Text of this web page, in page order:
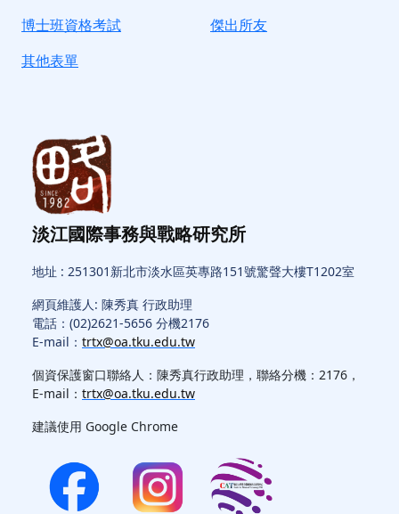
博士班資格考試
其他表單
傑出所友
淡江國際事務與戰略研究所
地址 : 251301新北市淡水區英專路151號驚聲大樓T1202室
網頁維護人: 陳秀真 行政助理
電話：(02)2621-5656 分機2176
E-mail： trtx@oa.tku.edu.tw
個資保護窗口聯絡人：陳秀真行政助理，聯絡分機：2176，
E-mail： trtx@oa.tku.edu.tw
建議使用 Google Chrome